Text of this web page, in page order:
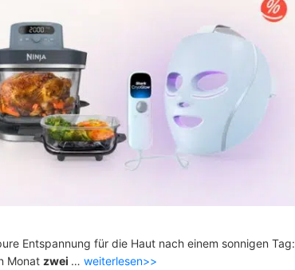
Entspannung für die Haut nach einem sonnigen Tag:
Monat zwei … weiterlesen>>